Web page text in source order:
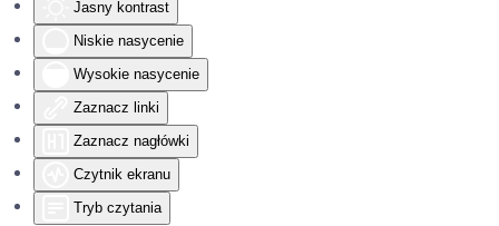
Jasny kontrast
Niskie nasycenie
Wysokie nasycenie
Zaznacz linki
Zaznacz nagłówki
Czytnik ekranu
Tryb czytania